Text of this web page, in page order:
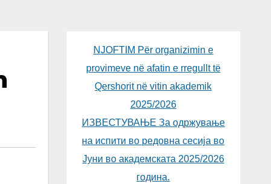
NJOFTIM Për organizimin e
provimeve në afatin e rregullt të
Qershorit në vitin akademik
2025/2026
ИЗВЕСТУВАЊЕ За одржување
на испити во редовна сесија во
Јуни во академската 2025/2026
година.